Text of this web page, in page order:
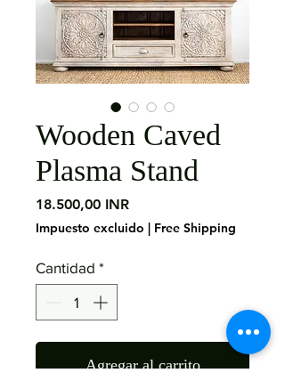
Wooden Caved
Plasma Stand
18.500,00 INRPrecio
Impuesto excluido | Free Shipping
Cantidad *
Agregar al carrito